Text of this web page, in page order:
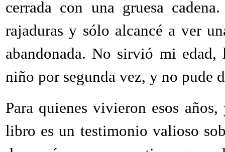
cerrada con una gruesa
rajaduras y sólo alcancé a ver
abandonada. No sirvió mi
niño por segunda vez, y no pude
Para quienes vivieron esos
libro es un testimonio valioso